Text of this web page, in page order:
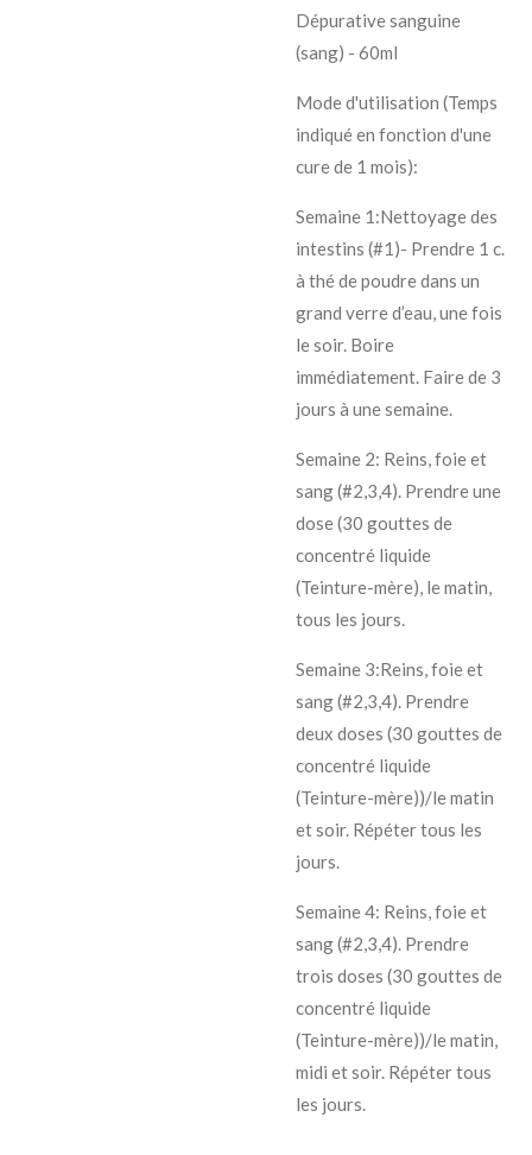
Dépurative sanguine
(sang) - 60ml
Mode d'utilisation (Temps
indiqué en fonction d'une
cure de 1 mois):
Semaine 1:Nettoyage des
intestins (#1)- Prendre 1 c.
à thé de poudre dans un
grand verre d’eau, une fois
le soir. Boire
immédiatement. Faire de 3
jours à une semaine.
Semaine 2: Reins, foie et
sang (#2,3,4). Prendre une
dose (30 gouttes de
concentré liquide
(Teinture-mère), le matin,
tous les jours.
Semaine 3:Reins, foie et
sang (#2,3,4). Prendre
deux doses (30 gouttes de
concentré liquide
(Teinture-mère))/le matin
et soir. Répéter tous les
jours.
Semaine 4: Reins, foie et
sang (#2,3,4). Prendre
trois doses (30 gouttes de
concentré liquide
(Teinture-mère))/le matin,
midi et soir. Répéter tous
les jours.